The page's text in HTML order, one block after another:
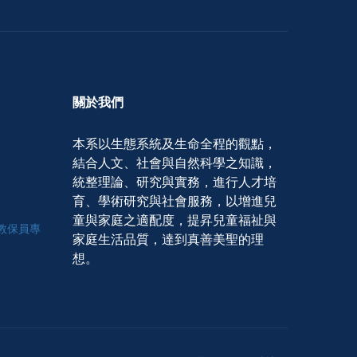
保員專
關於我們
本系以生態系統及生命全程的觀點，
結合人文、社會與自然科學之知識，
統整理論、研究與實務，進行人才培
育、學術研究與社會服務，以增進兒
童與家庭之適配度，提昇兒童福祉與
家庭生活品質，達到真善美聖的理
想。